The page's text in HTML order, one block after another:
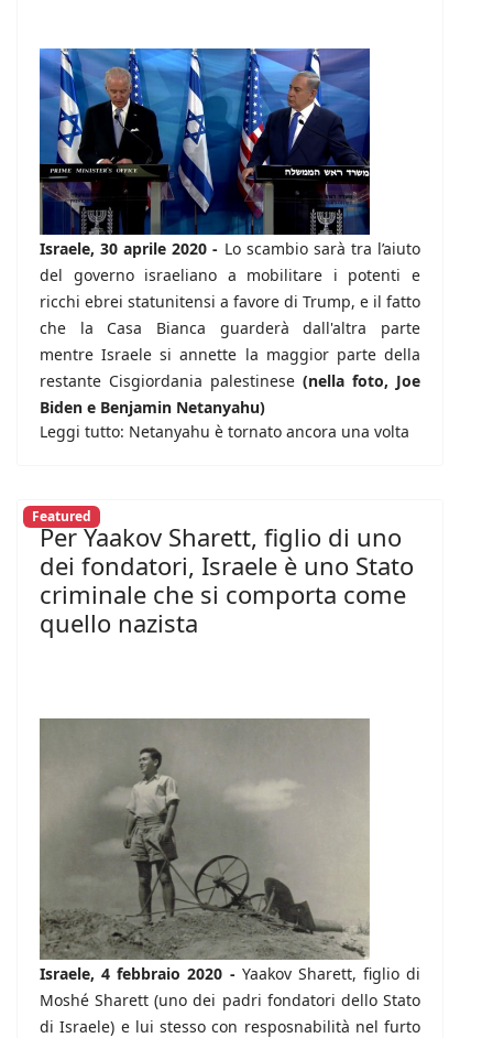
Israele, 30 aprile 2020 - Lo scambio sarà tra l’aiuto
del governo israeliano a mobilitare i potenti e
ricchi ebrei statunitensi a favore di Trump, e il fatto
che la Casa Bianca guarderà dall'altra parte
mentre Israele si annette la maggior parte della
restante Cisgiordania palestinese (nella foto, Joe
Biden e Benjamin Netanyahu)
Leggi tutto: Netanyahu è tornato ancora una volta
Featured
Per Yaakov Sharett, figlio di uno
dei fondatori, Israele è uno Stato
criminale che si comporta come
quello nazista
Israele, 4 febbraio 2020 - Yaakov Sharett, figlio di
Moshé Sharett (uno dei padri fondatori dello Stato
di Israele) e lui stesso con resposnabilità nel furto